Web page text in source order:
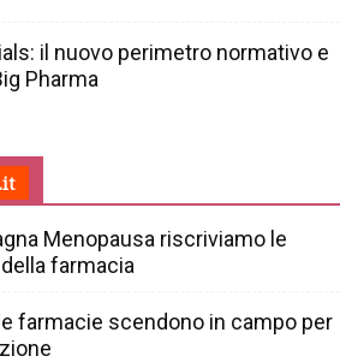
il nuovo perimetro normativo e
Pharma
Menopausa riscriviamo le
farmacia
farmacie scendono in campo per